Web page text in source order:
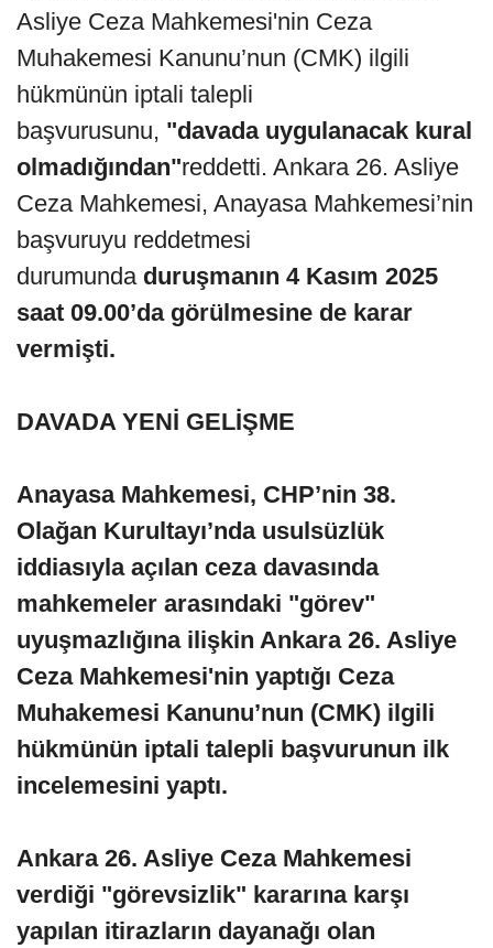
Asliye Ceza Mahkemesi'nin Ceza
Muhakemesi Kanunu’nun (CMK) ilgili
hükmünün iptali talepli
başvurusunu, "davada uygulanacak kural
olmadığından"reddetti. Ankara 26. Asliye
Ceza Mahkemesi, Anayasa Mahkemesi’nin
başvuruyu reddetmesi
durumunda duruşmanın 4 Kasım 2025
saat 09.00’da görülmesine de karar
vermişti.
DAVADA YENİ GELİŞME
Anayasa Mahkemesi, CHP’nin 38.
Olağan Kurultayı’nda usulsüzlük
iddiasıyla açılan ceza davasında
mahkemeler arasındaki "görev"
uyuşmazlığına ilişkin Ankara 26. Asliye
Ceza Mahkemesi'nin yaptığı Ceza
Muhakemesi Kanunu’nun (CMK) ilgili
hükmünün iptali talepli başvurunun ilk
incelemesini yaptı.
Ankara 26. Asliye Ceza Mahkemesi
verdiği "görevsizlik" kararına karşı
yapılan itirazların dayanağı olan